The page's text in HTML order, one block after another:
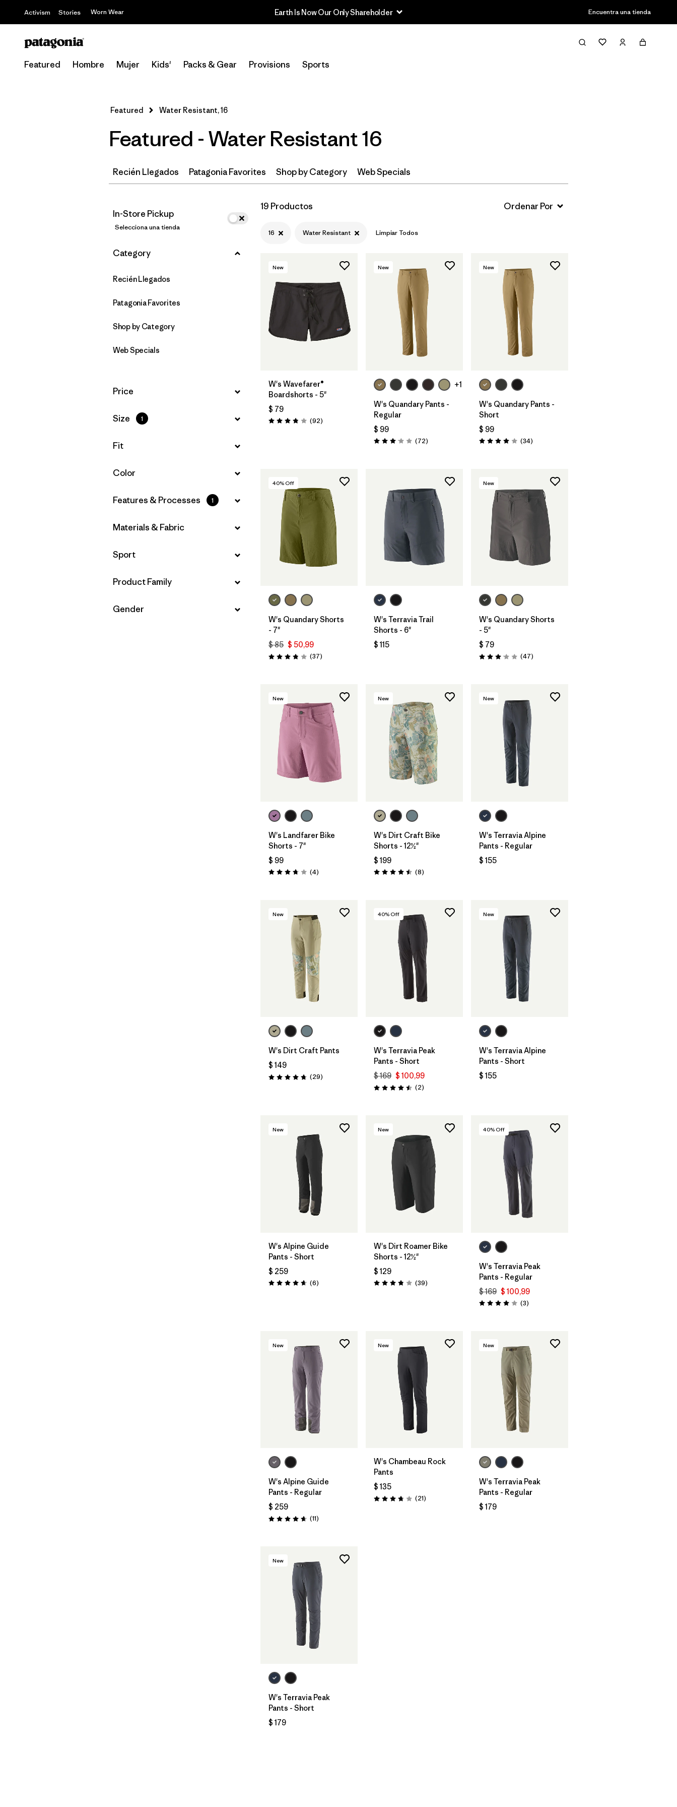
Activism Stories Worn Wear Earth Is Now Our Only Shareholder Encuentra una tienda
Featured Hombre Mujer Kids' Packs & Gear Provisions Sports
Filter & Sort
Selecciona una tienda
Filtrar por
Size
Filtrar por
Fit
Filtrar por
Features & Processes
Filtrar por
Materials & Fabric
Filtrar por
Product Family
Filtrar por
Featured Water Resistant, 16
Featured - Water Resistant 16
Recién Llegados Patagonia Favorites Shop by Category Web Specials
In-Store Pickup
Selecciona una tienda
Filtrar por
Category
Recién Llegados
Patagonia Favorites
Shop by Category
Web Specials
Filtrar por
Price
Filtrar por
Size 1
Filtrar por
Fit
Filtrar por
Color
Filtrar por
Features & Processes 1
Filtrar por
Materials & Fabric
Filtrar por
Sport
Filtrar por
Product Family
Filtrar por
Gender
19 Productos
16 Water Resistant Limpiar Todos
New
W's Wavefarer®
Boardshorts - 5"
$ 79
Valoración: 3.8 / 5
(92Comentarios
)
New
+1
W's Quandary Pants -
Regular
$ 99
Valoración: 3.1 / 5
(72Comentarios
)
New
W's Quandary Pants -
Short
$ 99
Valoración: 4.0 / 5
(34Comentarios
)
40% Off
W's Quandary Shorts
- 7"
$ 85 $ 50,99
Valoración: 3.9 / 5
(37Comentarios
)
W's Terravia Trail
Shorts - 6"
$ 115
New
W's Quandary Shorts
- 5"
$ 79
Valoración: 3.0 / 5
(47Comentarios
)
New
W's Landfarer Bike
Shorts - 7"
$ 99
Valoración: 3.8 / 5
(4Comentarios
)
New
W's Dirt Craft Bike
Shorts - 12½"
$ 199
Valoración: 4.5 / 5
(8Comentarios
)
New
W's Terravia Alpine
Pants - Regular
$ 155
New
W's Dirt Craft Pants
$ 149
Valoración: 4.8 / 5
(29Comentarios
)
40% Off
W's Terravia Peak
Pants - Short
$ 169 $ 100,99
Valoración: 4.5 / 5
(2Comentarios
)
New
W's Terravia Alpine
Pants - Short
$ 155
New
W's Alpine Guide
Pants - Short
$ 259
Valoración: 4.7 / 5
(6Comentarios
)
New
W's Dirt Roamer Bike
Shorts - 12½"
$ 129
Valoración: 3.8 / 5
(39Comentarios
)
40% Off
W's Terravia Peak
Pants - Regular
$ 169 $ 100,99
Valoración: 4.0 / 5
(3Comentarios
)
New
W's Alpine Guide
Pants - Regular
$ 259
Valoración: 4.6 / 5
(11Comentarios
)
New
W's Chambeau Rock
Pants
$ 135
Valoración: 3.8 / 5
(21Comentarios
)
New
W's Terravia Peak
Pants - Regular
$ 179
New
W's Terravia Peak
Pants - Short
$ 179